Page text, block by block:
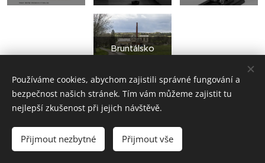
Bruntálsko
Vytvořeno službou Cookies
Používáme cookies, abychom zajistili správné fungování a
bezpečnost našich stránek. Tím vám můžeme zajistit tu
nejlepší zkušenost při jejich návštěvě.
Přijmout nezbytné Přijmout vše